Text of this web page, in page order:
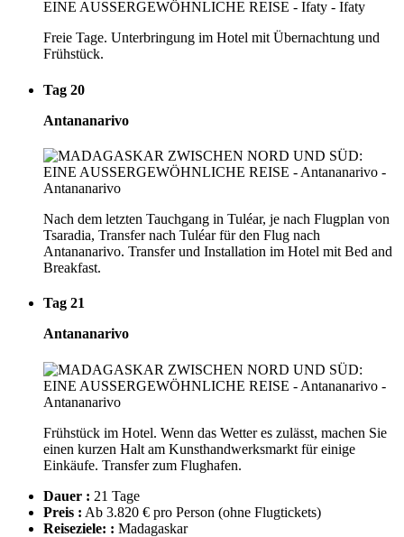
Freie Tage. Unterbringung im Hotel mit Übernachtung und
Frühstück.
Tag 20
Antananarivo
Nach dem letzten Tauchgang in Tuléar, je nach Flugplan von
Tsaradia, Transfer nach Tuléar für den Flug nach
Antananarivo. Transfer und Installation im Hotel mit Bed and
Breakfast.
Tag 21
Antananarivo
Frühstück im Hotel. Wenn das Wetter es zulässt, machen Sie
einen kurzen Halt am Kunsthandwerksmarkt für einige
Einkäufe. Transfer zum Flughafen.
Dauer : 21 Tage
Preis : Ab 3.820 € pro Person (ohne Flugtickets)
Reiseziele: : Madagaskar